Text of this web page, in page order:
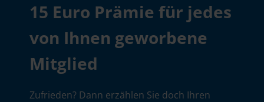
15 Euro Prämie für jedes
von Ihnen geworbene
Mitglied
Zufrieden? Dann erzählen Sie doch Ihren